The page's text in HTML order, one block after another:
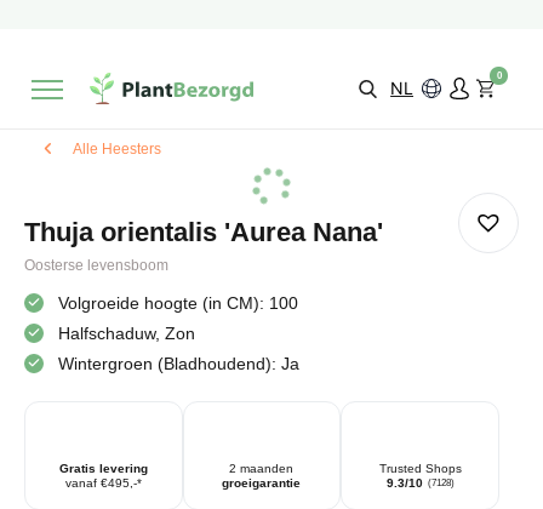
Kies zelf je
bezorgmoment & locatie NL
0
Alle Heesters
Thuja orientalis 'Aurea Nana'
Oosterse levensboom
Volgroeide hoogte (in CM): 100
Halfschaduw, Zon
Wintergroen (Bladhoudend): Ja
Gratis levering
vanaf €495,-*
2 maanden
groeigarantie
Trusted Shops
9.3/10 (7128)